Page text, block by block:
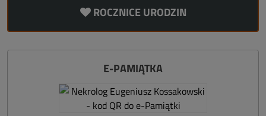
ROCZNICE URODZIN
E-PAMIĄTKA